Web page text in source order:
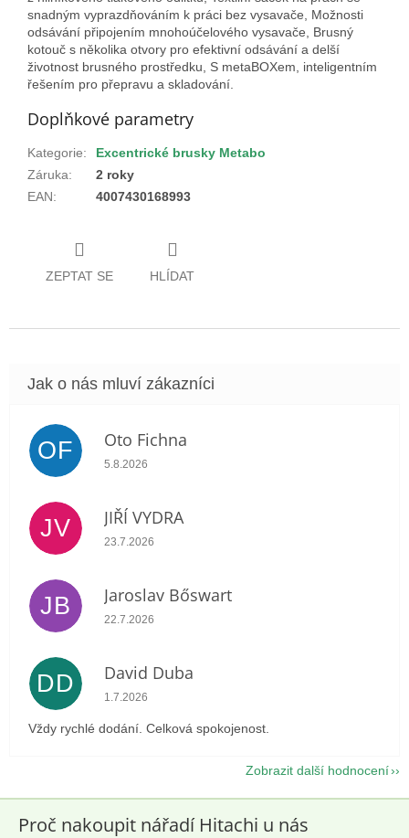
snadným vyprazdňováním k práci bez vysavače, Možnosti
odsávání připojením mnohoúčelového vysavače, Brusný
kotouč s několika otvory pro efektivní odsávání a delší
životnost brusného prostředku, S metaBOXem, inteligentním
řešením pro přepravu a skladování.
Doplňkové parametry
Kategorie:
Excentrické brusky Metabo
Záruka:
2 roky
EAN: 4007430168993
ZEPTAT SE HLÍDAT
OF Oto Fichna
Hodnocení obchodu je 5 z 5 hvězdiček.
5.8.2026
JV JIŘÍ VYDRA
Hodnocení obchodu je 5 z 5 hvězdiček.
23.7.2026
JB Jaroslav Bőswart
Hodnocení obchodu je 5 z 5 hvězdiček.
22.7.2026
DD David Duba
Hodnocení obchodu je 5 z 5 hvězdiček.
1.7.2026
Vždy rychlé dodání. Celková spokojenost.
Zobrazit další hodnocení
Proč nakoupit nářadí Hitachi u nás